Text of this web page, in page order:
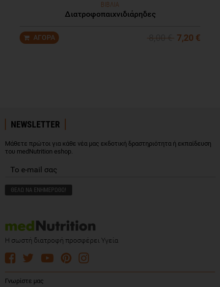
ΒΙΒΛΙΑ
Διατροφοπαιχνιδιάρηδες
8,00 € 7,20 €
NEWSLETTER
Μάθετε πρώτοι για κάθε νέα μας εκδοτική δραστηριότητα ή εκπαίδευση
του medNutrition eshop.
Η σωστή διατροφή προσφέρει Υγεία
Γνωρίστε μας